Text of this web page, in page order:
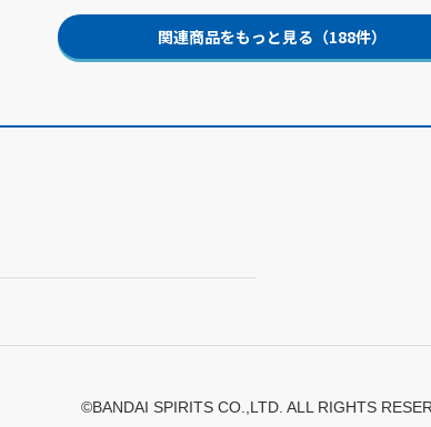
関連商品をもっと見る（188件）
©BANDAI SPIRITS CO.,LTD. ALL RIGHTS